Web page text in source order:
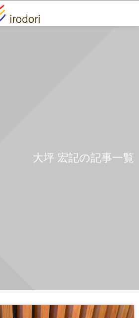
大坪 宏記の記事一覧